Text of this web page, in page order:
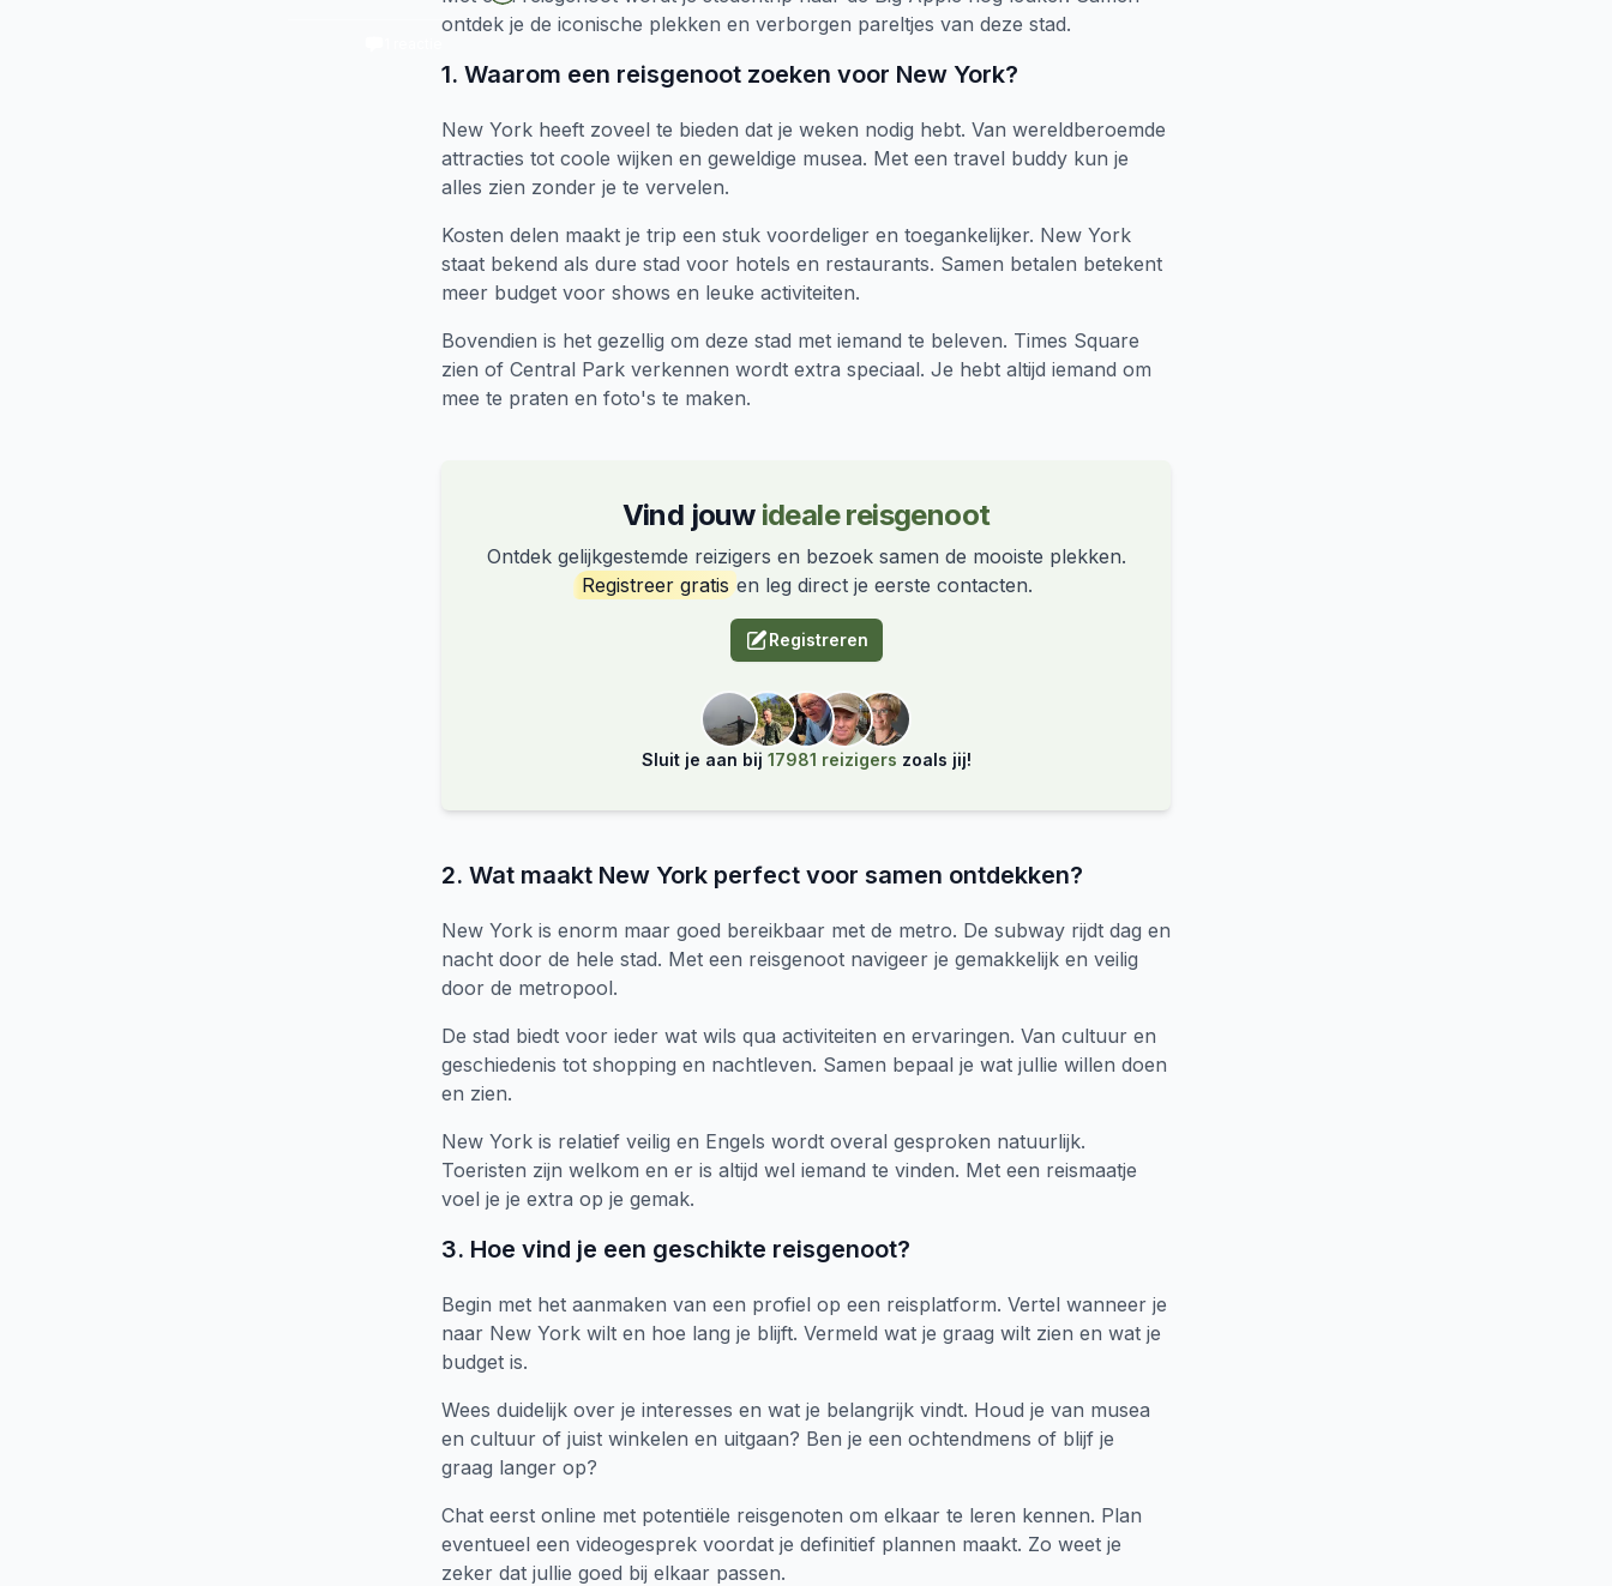
ontdek je de iconische plekken en verborgen pareltjes van deze stad.
1. Waarom een reisgenoot zoeken voor New York?
New York heeft zoveel te bieden dat je weken nodig hebt. Van wereldberoemde
attracties tot coole wijken en geweldige musea. Met een travel buddy kun je
alles zien zonder je te vervelen.
Kosten delen maakt je trip een stuk voordeliger en toegankelijker. New York
staat bekend als dure stad voor hotels en restaurants. Samen betalen betekent
meer budget voor shows en leuke activiteiten.
Bovendien is het gezellig om deze stad met iemand te beleven. Times Square
zien of Central Park verkennen wordt extra speciaal. Je hebt altijd iemand om
mee te praten en foto's te maken.
Vind jouw ideale reisgenoot
Ontdek gelijkgestemde reizigers en bezoek samen de mooiste plekken.
Registreer gratis en leg direct je eerste contacten.
Registreren
Sluit je aan bij 17981 reizigers zoals jij!
2. Wat maakt New York perfect voor samen ontdekken?
New York is enorm maar goed bereikbaar met de metro. De subway rijdt dag en
nacht door de hele stad. Met een reisgenoot navigeer je gemakkelijk en veilig
door de metropool.
De stad biedt voor ieder wat wils qua activiteiten en ervaringen. Van cultuur en
geschiedenis tot shopping en nachtleven. Samen bepaal je wat jullie willen doen
en zien.
New York is relatief veilig en Engels wordt overal gesproken natuurlijk.
Toeristen zijn welkom en er is altijd wel iemand te vinden. Met een reismaatje
voel je je extra op je gemak.
3. Hoe vind je een geschikte reisgenoot?
Begin met het aanmaken van een profiel op een reisplatform. Vertel wanneer je
naar New York wilt en hoe lang je blijft. Vermeld wat je graag wilt zien en wat je
budget is.
Wees duidelijk over je interesses en wat je belangrijk vindt. Houd je van musea
en cultuur of juist winkelen en uitgaan? Ben je een ochtendmens of blijf je
graag langer op?
Chat eerst online met potentiële reisgenoten om elkaar te leren kennen. Plan
eventueel een videogesprek voordat je definitief plannen maakt. Zo weet je
zeker dat jullie goed bij elkaar passen.